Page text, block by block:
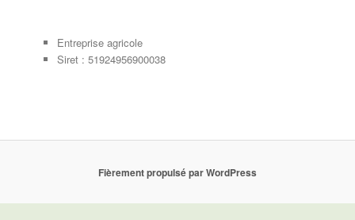
Entreprise agricole
Siret : 51924956900038
Fièrement propulsé par WordPress